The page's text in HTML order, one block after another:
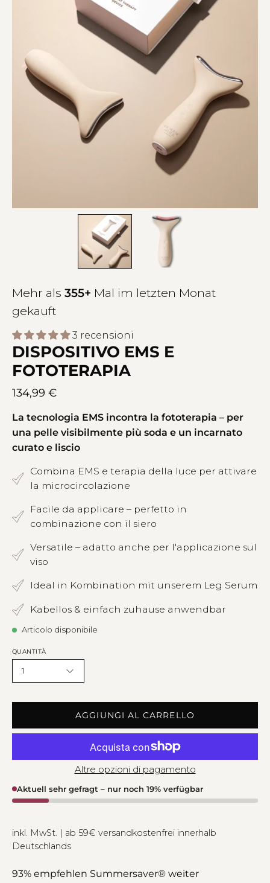
Mehr als 355+ Mal im letzten Monat
gekauft
3 recensioni
DISPOSITIVO EMS E
FOTOTERAPIA
134,99 €
La tecnologia EMS incontra la fototerapia – per
una pelle visibilmente più soda e un incarnato
curato e liscio
Combina EMS e terapia della luce per attivare
la microcircolazione
Facile da applicare – perfetto in
combinazione con il siero
Versatile – adatto anche per l'applicazione sul
viso
Ideal in Kombination mit unserem Leg Serum
Kabellos & einfach zuhause anwendbar
Articolo disponibile
QUANTITÀ
1
AGGIUNGI AL CARRELLO
Altre opzioni di pagamento
Aktuell sehr gefragt – nur noch 19% verfügbar
inkl. MwSt. | ab 59€ versandkostenfrei innerhalb
Deutschlands
93% empfehlen Summersaver® weiter